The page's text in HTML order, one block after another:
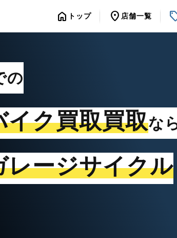
home トップ location_on 店舗一覧
の
イク買取買取な
レージサイクル